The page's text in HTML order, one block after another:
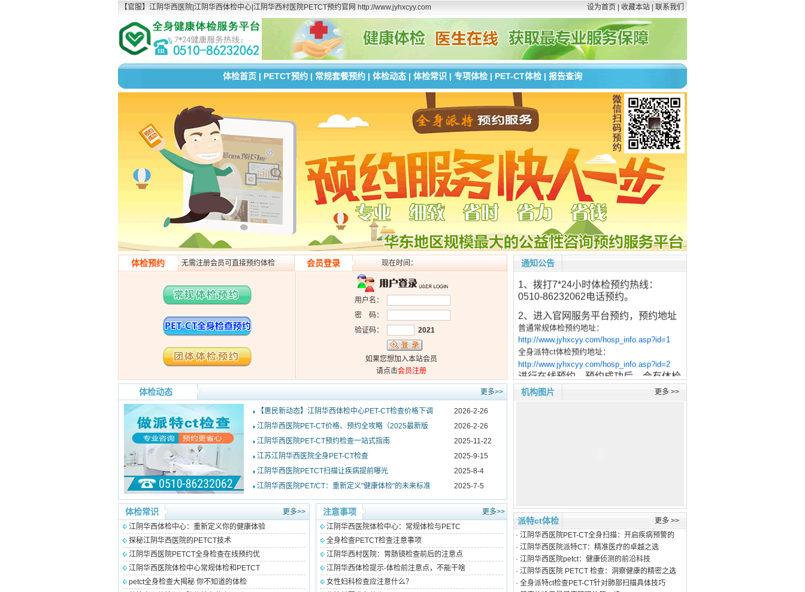
【官服】江阴华西医院|江阴华西体检中心|江阴华西村医院PETCT预约官网 http://www.jyhxcyy.com 设为首页 收藏本站 联系我们
体检首页 | PETCT预约 | 常规套餐预约 | 体检动态 | 体检常识 | 专项体检 | PET-CT体检 | 报告查询
体检预约 无需注册会员可直接预约体检 会员登录 现在时间：
用户名：
密 码：
验证码：
2021
如果您想加入本站会员
请点击会员注册
体检动态 更多>>
【惠民新动态】江阴华西体检中心PET-CT检查价格下调
2026-2-26
江阴华西医院PET-CT价格、预约全攻略（2025最新版
2026-2-26
江阴华西医院PET-CT预约检查一站式指南
2025-11-22
江苏江阴华西医院全身PET-CT检查
2025-9-15
江阴华西医院PETCT扫描让疾病提前曝光
2025-8-4
江阴华西医院PET/CT：重新定义"健康体检"的未来标准
2025-7-5
体检常识
更多>>
江阴华西体检中心：重新定义你的健康体验
探秘江阴华西医院的PETCT技术
江阴华西医院PETCT全身检查在线预约优
江阴华西医院体检中心常规体检和PETCT
petct全身检查大揭秘 你不知道的体检
注意事项
更多>>
江阴华西医院体检中心：常规体检与PETC
全身检查PETCT检查注意事项
江阴华西村医院：胃肠镜检查前后的注意点
江阴华西体检提示-体检前注意点，不能干啥
女性妇科检查应注意什么？
通知公告
体检预约方式与流程：
1、拨打7*24小时体检预约热线：
0510-86232062电话预约。
2、进入官网服务平台预约，预约地址
普通常规体检预约地址：
http://www.jyhxcyy.com/hosp_info.asp?id=1
全身派特ct体检预约地址：
http://www.jyhxcyy.com/hosp_info.asp?id=2
进行在线预约，预约成功后，会有体检
专员与您沟通检查日期和检查时间等详
细事项。（推荐方式）
温馨提示：体检须提前预约，无需注
册会员直接可通过首页左侧“体检预约”
功能进行预约，我们会在最短的时间与
您联系，确定体检日期。
体检套餐及PET/CT预约可通过网站进
机构图片 更多 >>
派特ct体检
更多 >>
· 江阴华西医院PET-CT全身扫描：开启疾病预警的
· 江阴华西医院派特CT：精准医疗的卓越之选
· 江阴华西医院petct：健康侦测的前沿科技
· 江阴华西医院 PETCT 检查：洞察健康的精密之选
· 全身派特ct检查PET-CT针对肺部扫描具体技巧